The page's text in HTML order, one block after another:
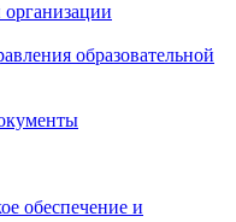
организации
образовательной
обеспечение и